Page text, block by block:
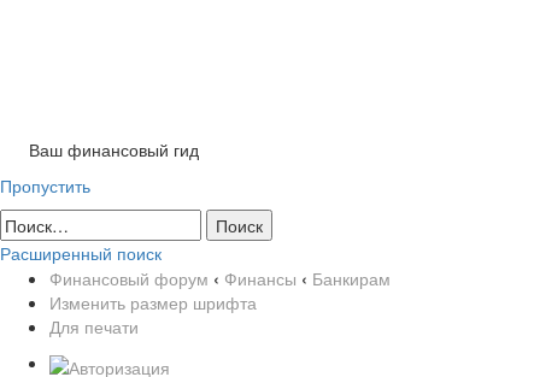
Ваш финансовый гид
Пропустить
Расширенный поиск
Финансовый форум ‹ Финансы ‹ Банкирам
Изменить размер шрифта
Для печати